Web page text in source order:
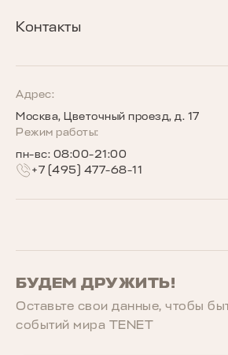
Кредитные программы
Программы страхования
Гарантия
Запись на сервис
Награды TENET
Сообщество владельцев TENET
Беговое сообщество TENET
Контакты
БУДЕМ ДРУЖИТЬ!
Оставьте свои данные, чтобы
событий мира TENET
Адрес:
Москва, Цветочный проезд, д. 17
Режим работы:
пн-вс: 08:00-21:00
+7 (495) 477-68-11